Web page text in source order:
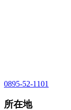
0895-52-1101
所在地